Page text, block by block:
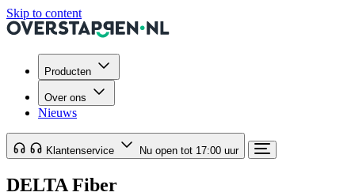
Skip to content
Producten
Over ons
Nieuws
Klantenservice Nu open tot 17:00 uur
DELTA Fiber